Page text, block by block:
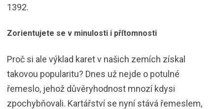
1392.
Zorientujete se v minulosti i přítomnosti
Proč si ale výklad karet v našich zemích získal
takovou popularitu? Dnes už nejde o potulné
řemeslo, jehož důvěryhodnost mnozí kdysi
zpochybňovali. Kartářství se nyní stává řemeslem,